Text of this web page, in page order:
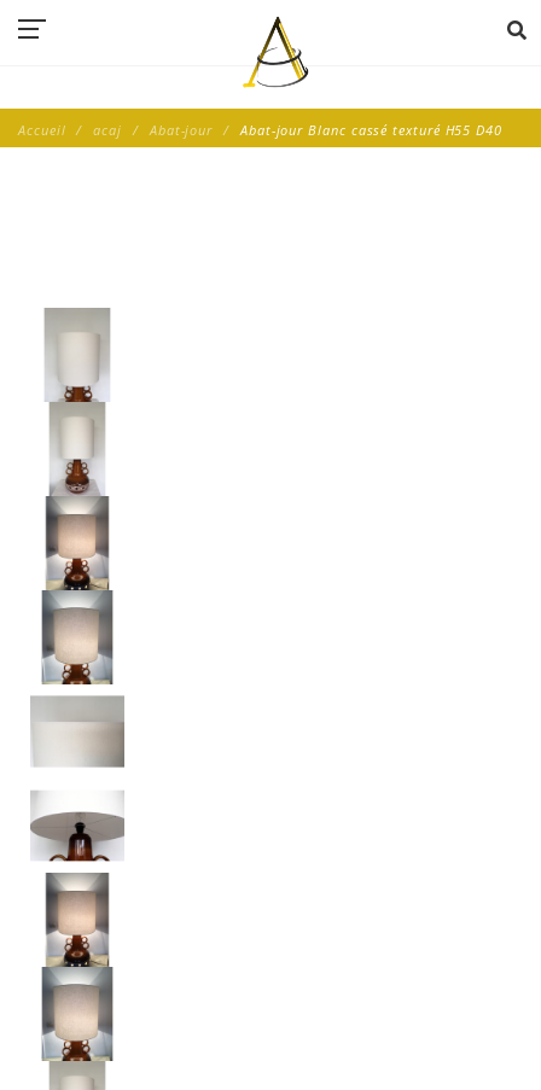
Accueil acaj Abat-jour Abat-jour Blanc cassé texturé H55 D40